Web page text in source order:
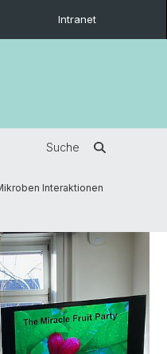
Intranet
Suche
Interaktionen